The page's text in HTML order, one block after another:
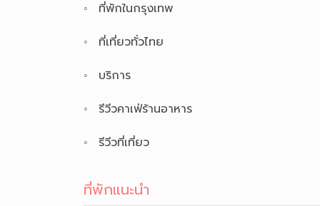
ที่พักในกรุงเทพ
ที่เที่ยวทั่วไทย
บริการ
รีวีวคาเฟ่ร้านอาหาร
รีวีวที่เที่ยว
ที่พักแนะนำ